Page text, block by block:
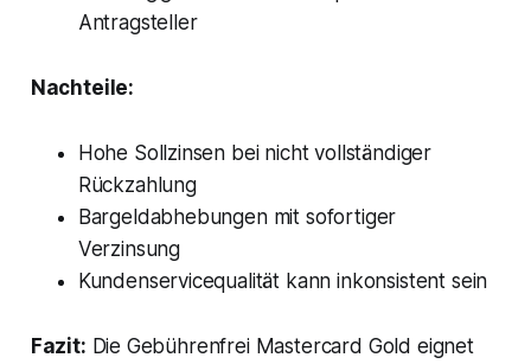
Antragsteller
Nachteile:
Hohe Sollzinsen bei nicht vollständiger
Rückzahlung
Bargeldabhebungen mit sofortiger
Verzinsung
Kundenservicequalität kann inkonsistent sein
Fazit: Die Gebührenfrei Mastercard Gold eignet